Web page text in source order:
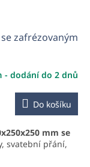
zafrézovaným
- dodání do 2 dnů
Do košíku
mm se
svatební přání,